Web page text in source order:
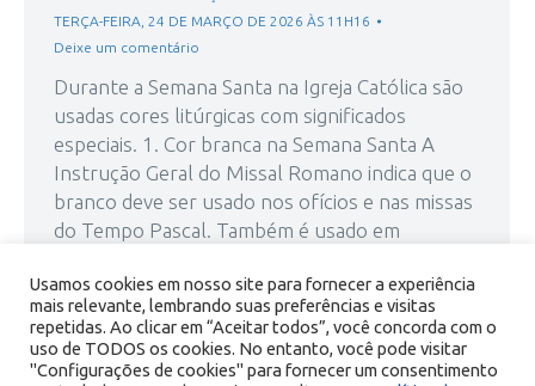
TERÇA-FEIRA, 24 DE MARÇO DE 2026 ÀS 11H16
Deixe um comentário
Durante a Semana Santa na Igreja Católica são
usadas cores litúrgicas com significados
especiais. 1. Cor branca na Semana Santa A
Instrução Geral do Missal Romano indica que o
branco deve ser usado nos ofícios e nas missas
do Tempo Pascal. Também é usado em
Paixão. O…
Usamos cookies em nosso site para fornecer a experiência
mais relevante, lembrando suas preferências e visitas
repetidas. Ao clicar em “Aceitar todos”, você concorda com o
uso de TODOS os cookies. No entanto, você pode visitar
"Configurações de cookies" para fornecer um consentimento